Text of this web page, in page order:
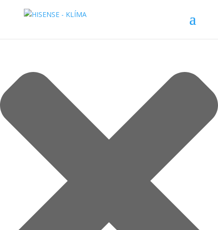
Spravujte souhlas se soubory cookie